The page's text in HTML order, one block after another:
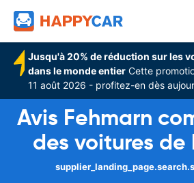
Jusqu'à 20% de réduction sur les
dans le monde entier Cette
11 août 2026 - profitez-en dès
Avis Fehmarn
des voitures